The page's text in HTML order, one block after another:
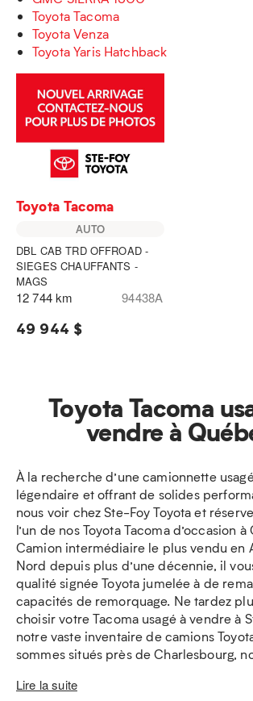
Toyota Tacoma
Toyota Venza
Toyota Yaris Hatchback
Toyota Tacoma
AUTO
DBL CAB TRD OFFROAD -
SIEGES CHAUFFANTS -
MAGS
12 744 km 94438A
49 944 $
Toyota Tacoma
vendre à
À la recherche d’une camionnette
légendaire et offrant de solides
nous voir chez Ste-Foy Toyota et
l’un de nos Toyota Tacoma d’occasion
Camion intermédiaire le plus vendu en
Nord depuis plus d’une décennie, il
qualité signée Toyota jumelée à de
capacités de remorquage. Ne tardez
choisir votre Tacoma usagé à vendre à
notre vaste inventaire de camions
sommes situés près de Charlesbourg,
Lire la suite